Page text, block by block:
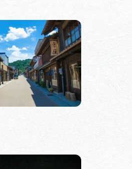
サイトポリシー